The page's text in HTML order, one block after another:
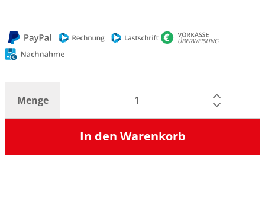
Menge
In den Warenkorb